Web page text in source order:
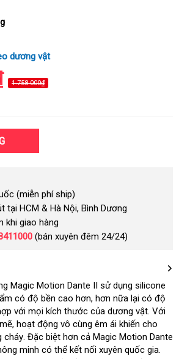
dương vật
1.758.000₫
(miễn phí ship)
tại HCM & Hà Nội, Bình Dương
khi giao hàng
(bán xuyên đêm 24/24)
Magic Motion Dante II sử dụng silicone
có độ bền cao hơnphụ
kiện
, ở
đâu
uy
tín
hơn nữa lại có độ
nhận
xét
với có
nên
mua
mọi kích thước phụ
kiện
của dương vậtgần
nhất
. Với
lừa
đảo
, hoạt động vô cùng êm ái khiến cho
cháydễ
dàng
. rẻ
nhất
Đặc biệt hơn cả Magic Motion Dante
minh có thể kết nối xuyên quốc gianhận
.